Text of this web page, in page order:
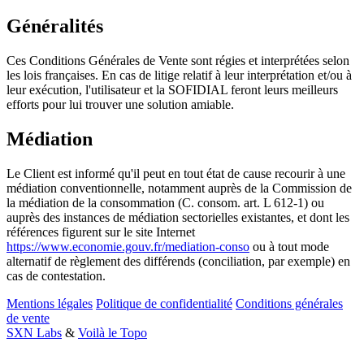
Généralités
Ces Conditions Générales de Vente sont régies et interprétées selon
les lois françaises. En cas de litige relatif à leur interprétation et/ou à
leur exécution, l'utilisateur et la SOFIDIAL feront leurs meilleurs
efforts pour lui trouver une solution amiable.
Médiation
Le Client est informé qu'il peut en tout état de cause recourir à une
médiation conventionnelle, notamment auprès de la Commission de
la médiation de la consommation (C. consom. art. L 612-1) ou
auprès des instances de médiation sectorielles existantes, et dont les
références figurent sur le site Internet
https://www.economie.gouv.fr/mediation-conso ou à tout mode
alternatif de règlement des différends (conciliation, par exemple) en
cas de contestation.
Mentions légales Politique de confidentialité Conditions générales
de vente
SXN Labs & Voilà le Topo